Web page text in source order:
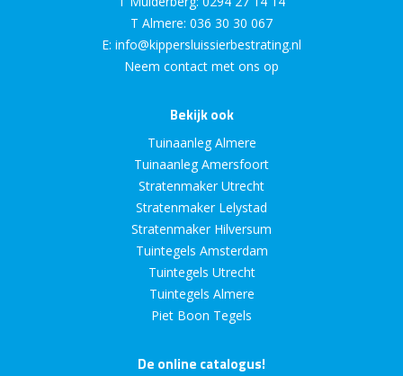
T Almere: 036 30 30 067
E: info@kippersluissierbestrating.nl
Neem contact met ons op
Bekijk ook
Tuinaanleg Almere
Tuinaanleg Amersfoort
Stratenmaker Utrecht
Stratenmaker Lelystad
Stratenmaker Hilversum
Tuintegels Amsterdam
Tuintegels Utrecht
Tuintegels Almere
Piet Boon Tegels
De online catalogus!